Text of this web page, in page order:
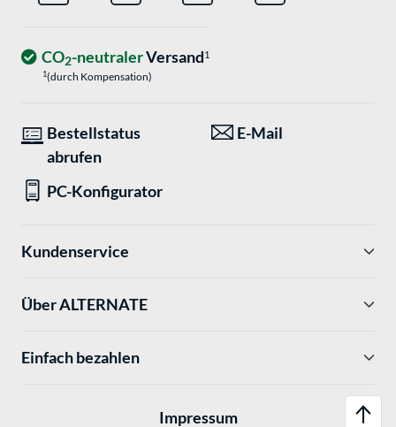
CO2-neutralerVersand1
1(durch Kompensation)
Bestellstatus
abrufen
E-Mail
PC-Konfigurator
Kundenservice
Über ALTERNATE
Einfach bezahlen
Impressum